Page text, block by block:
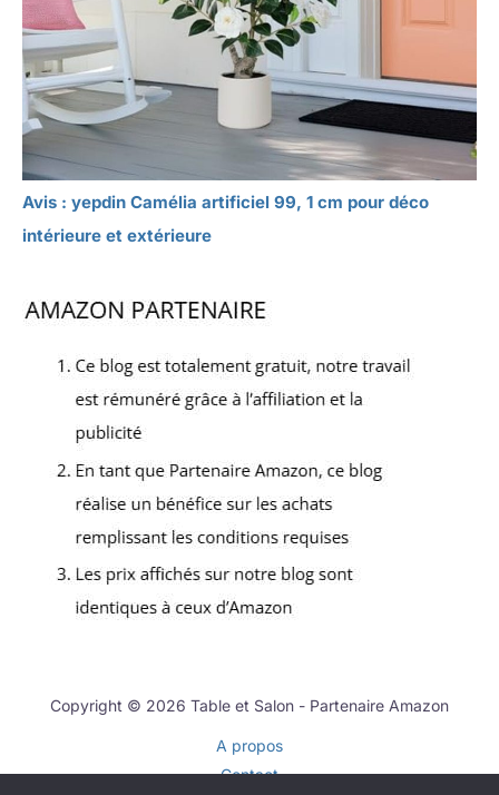
Avis : yepdin Camélia artificiel 99, 1 cm pour déco
intérieure et extérieure
Copyright © 2026 Table et Salon - Partenaire Amazon
A propos
Contact